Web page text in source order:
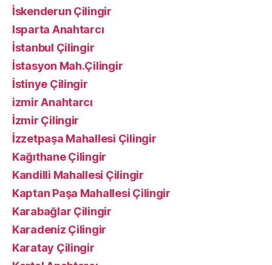
İskenderun Çilingir
Isparta Anahtarcı
İstanbul Çilingir
İstasyon Mah.Çilingir
İstinye Çilingir
izmir Anahtarcı
İzmir Çilingir
İzzetpaşa Mahallesi Çilingir
Kağıthane Çilingir
Kandilli Mahallesi Çilingir
Kaptan Paşa Mahallesi Çilingir
Karabağlar Çilingir
Karadeniz Çilingir
Karatay Çilingir